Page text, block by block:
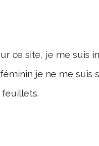
ce site, je me suis
je ne me suis